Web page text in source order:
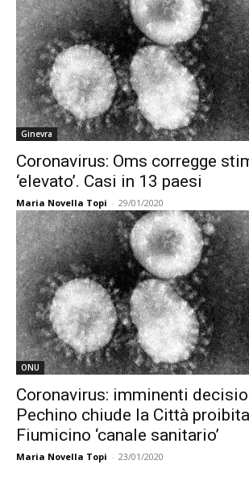
Ginevra
Coronavirus: Oms corregge
‘elevato’. Casi in 13 paesi
Maria Novella Topi - 29/01/2020
ONU
Coronavirus: imminenti
Pechino chiude la Città
Fiumicino ‘canale sanitario’
Maria Novella Topi - 23/01/2020